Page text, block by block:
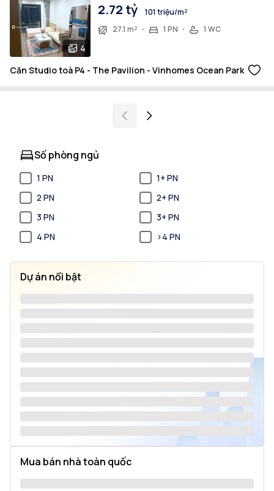
4
2.72 tỷ
101 triệu/m²
27.1 m²
1 PN 1 WC
Căn Studio toà P4 - The Pavilion - Vinhomes Ocean Park
Số phòng ngủ
1 PN
1+ PN
2 PN
2+ PN
3 PN
3+ PN
4 PN
>4 PN
Dự án nổi bật
Mua bán nhà toàn quốc